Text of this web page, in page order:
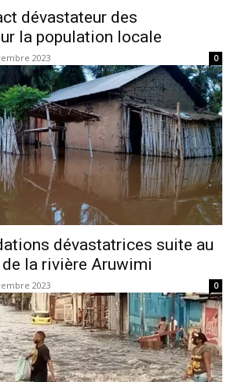
dévastateur des
la population locale
2023 0
dévastatrices suite au
la rivière Aruwimi
2023 0